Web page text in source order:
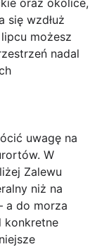
oraz okolice,
się wzdłuż
możesz
nadal
uwagę na
W
Zalewu
niż na
a do morza
konkretne